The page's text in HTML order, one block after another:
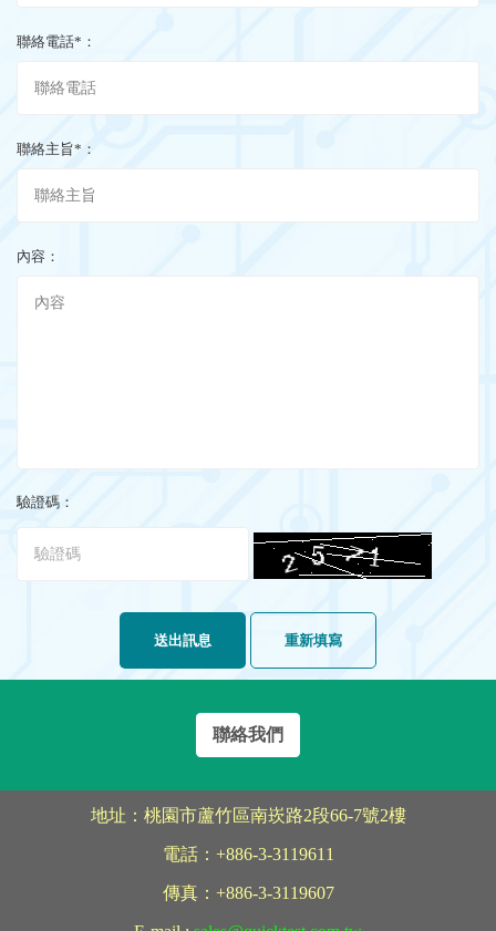
聯絡電話*：
聯絡主旨*：
內容：
驗證碼：
送出訊息 重新填寫
聯絡我們
地址：桃園市蘆竹區南崁路2段66-7號2樓
電話：+886-3-3119611
傳真：+886-3-3119607